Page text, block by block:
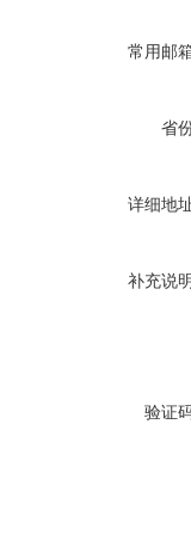
常用邮
省
详细地
补充说
验证